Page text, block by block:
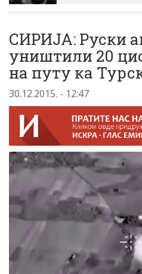
СИРИЈА: Руски
уништили 20
на путу ка
30.12.2015. - 12:47